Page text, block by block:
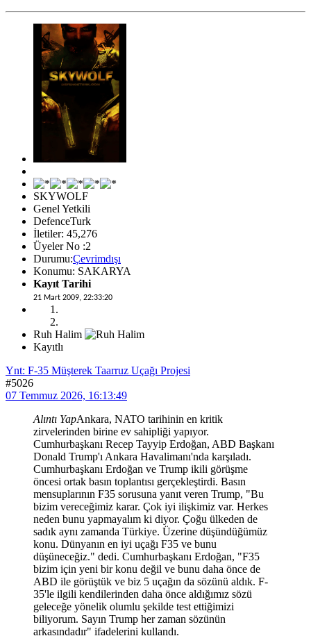
SKYWOLF
Genel Yetkili
DefenceTurk
İletiler: 45,276
Üyeler No :2
Durumu:Çevrimdışı
Konumu: SAKARYA
Kayıt Tarihi
21 Mart 2009, 22:33:20
Ruh Halim
Kayıtlı
Ynt: F-35 Müşterek Taarruz Uçağı Projesi
#5026
07 Temmuz 2026, 16:13:49
Alıntı YapAnkara, NATO tarihinin en kritik
zirvelerinden birine ev sahipliği yapıyor.
Cumhurbaşkanı Recep Tayyip Erdoğan, ABD Başkanı
Donald Trump'ı Ankara Havalimanı'nda karşıladı.
Cumhurbaşkanı Erdoğan ve Trump ikili görüşme
öncesi ortak basın toplantısı gerçekleştirdi. Basın
mensuplarının F35 sorusuna yanıt veren Trump, "Bu
bizim vereceğimiz karar. Çok iyi ilişkimiz var. Herkes
neden bunu yapmayalım ki diyor. Çoğu ülkeden de
sadık aynı zamanda Türkiye. Üzerine düşündüğümüz
konu. Dünyanın en iyi uçağı F35 ve bunu
düşüneceğiz." dedi. Cumhurbaşkanı Erdoğan, "F35
bizim için yeni bir konu değil ve bunu daha önce de
ABD ile görüştük ve biz 5 uçağın da sözünü aldık. F-
35'le ilgili kendilerinden daha önce aldığımız sözü
geleceğe yönelik olumlu şekilde test ettiğimizi
biliyorum. Sayın Trump her zaman sözünün
arkasındadır" ifadelerini kullandı.